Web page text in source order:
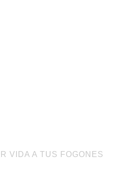
VIDA A TUS FOGONES